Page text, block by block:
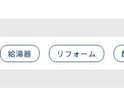
給湯器 リフォーム